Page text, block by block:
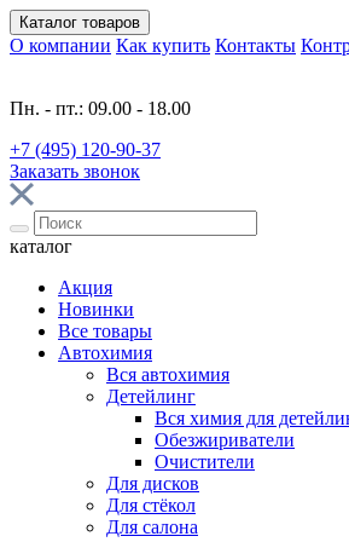
Каталог товаров
О компании Как купить Контакты
Пн. - пт.: 09.00 - 18.00
+7 (495) 120-90-37
Заказать звонок
каталог
Акция
Новинки
Все товары
Автохимия
Вся автохимия
Детейлинг
Вся химия для
Обезжириватели
Очистители
Для дисков
Для стёкол
Для салона